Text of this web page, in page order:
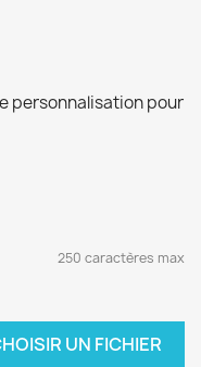
personnalisation pour
250 caractères max
UN FICHIER